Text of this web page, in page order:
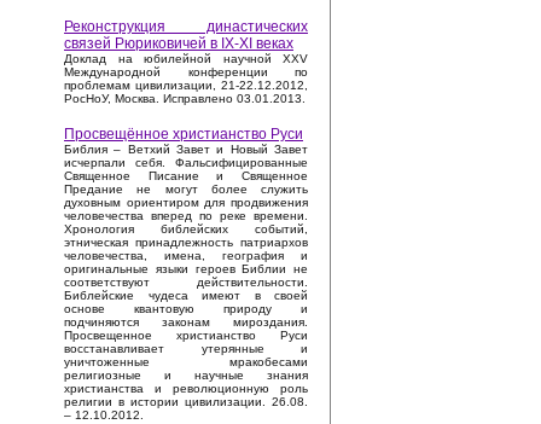
Реконструкция династических
связей Рюриковичей в IX-XI веках
Доклад на юбилейной научной XXV
Международной конференции по
проблемам цивилизации, 21-22.12.2012,
РосНоУ, Москва. Исправлено 03.01.2013.
Просвещённое христианство Руси
Библия – Ветхий Завет и Новый Завет
исчерпали себя. Фальсифицированные
Священное Писание и Священное
Предание не могут более служить
духовным ориентиром для продвижения
человечества вперед по реке времени.
Хронология библейских событий,
этническая принадлежность патриархов
человечества, имена, география и
оригинальные языки героев Библии не
соответствуют действительности.
Библейские чудеса имеют в своей
основе квантовую природу и
подчиняются законам мироздания.
Просвещенное христианство Руси
восстанавливает утерянные и
уничтоженные мракобесами
религиозные и научные знания
христианства и революционную роль
религии в истории цивилизации. 26.08.
– 12.10.2012.